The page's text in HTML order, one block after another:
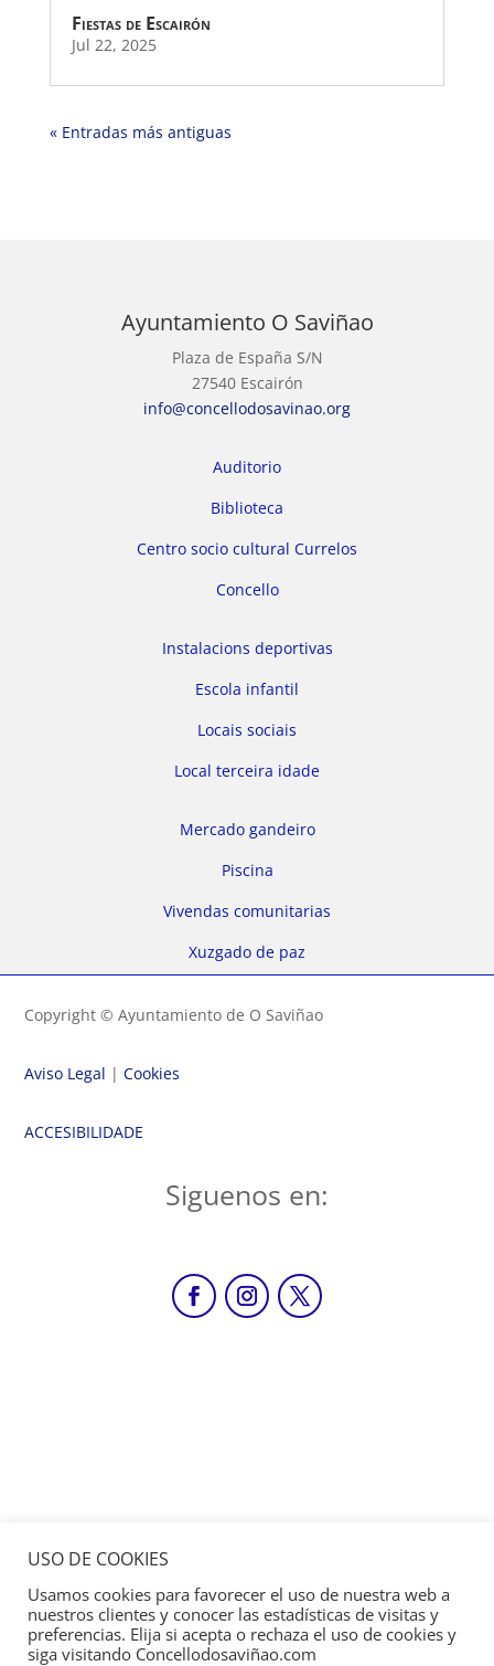
Fiestas de Escairón
Jul 22, 2025
« Entradas más antiguas
Ayuntamiento O Saviñao
Plaza de España S/N
27540 Escairón
info@concellodosavinao.org
Auditorio
Biblioteca
Centro socio cultural Currelos
Concello
Instalacions deportivas
Escola infantil
Locais sociais
Local terceira idade
Mercado gandeiro
Piscina
Vivendas comunitarias
Xuzgado de paz
Copyright © Ayuntamiento de O Saviñao
Aviso Legal |Cookies
ACCESIBILIDADE
Siguenos en:
USO DE COOKIES
Usamos cookies para favorecer el uso de nuestra web a
nuestros clientes y conocer las estadísticas de visitas y
preferencias. Elija si acepta o rechaza el uso de cookies y
siga visitando Concellodosaviñao.com